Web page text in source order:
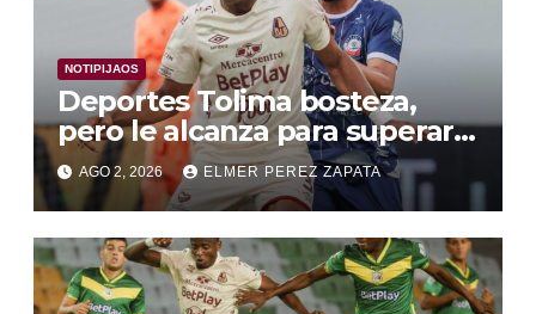
NOTIPIJAOS
Deportes Tolima bosteza,
pero le alcanza para superar a
Alianza Valledupar 2 A 1
AGO 2, 2026 ELMER PEREZ ZAPATA